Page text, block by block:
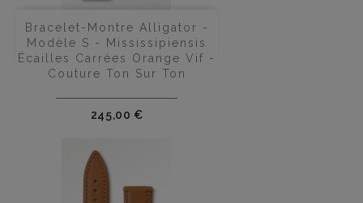
Bracelet-Montre Alligator -
Modèle S - Mississipiensis
Écailles Carrées Orange Vif -
Couture Ton Sur Ton
Prix
245,00 €